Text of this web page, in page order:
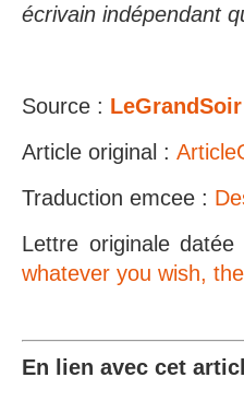
écrivain indépendant
Source : LeGrandSoir
Article original :
Traduction emcee :
Lettre originale
whatever you wish,
En lien avec cet